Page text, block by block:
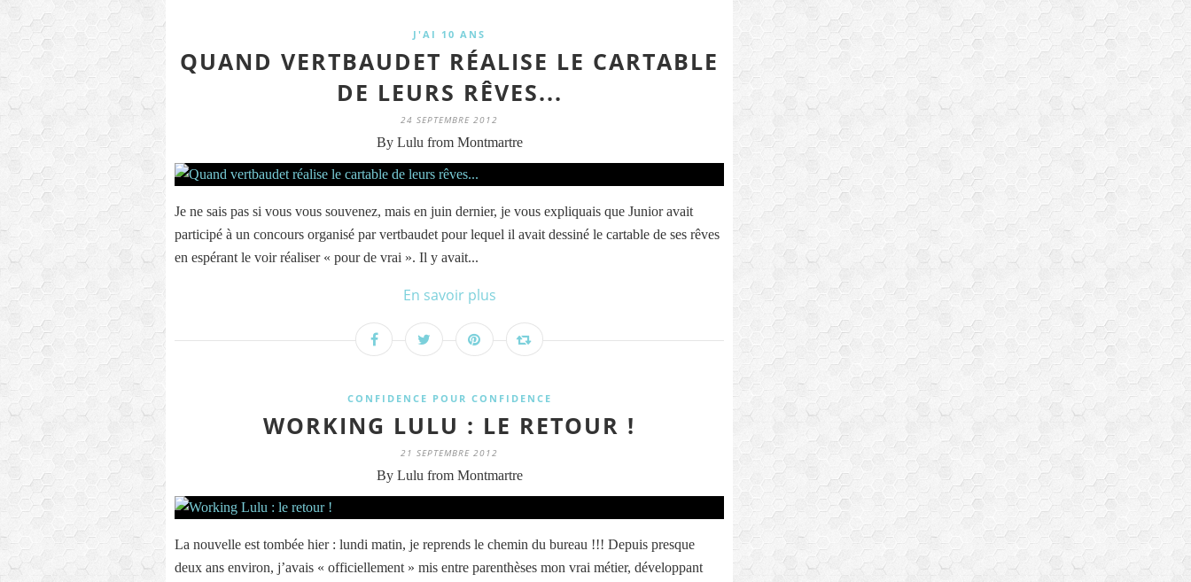
J'AI 10 ANS
QUAND VERTBAUDET RÉALISE LE CARTABLE
DE LEURS RÊVES...
24 SEPTEMBRE 2012
By Lulu from Montmartre
Je ne sais pas si vous vous souvenez, mais en juin dernier, je vous expliquais que Junior avait
participé à un concours organisé par vertbaudet pour lequel il avait dessiné le cartable de ses rêves
en espérant le voir réaliser « pour de vrai ». Il y avait...
En savoir plus
CONFIDENCE POUR CONFIDENCE
WORKING LULU : LE RETOUR !
21 SEPTEMBRE 2012
By Lulu from Montmartre
La nouvelle est tombée hier : lundi matin, je reprends le chemin du bureau !!! Depuis presque
deux ans environ, j’avais « officiellement » mis entre parenthèses mon vrai métier, développant